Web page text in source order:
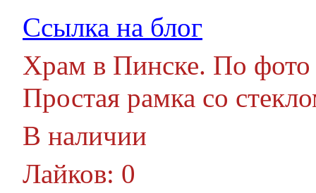
Ссылка на блог
Храм в Пинске. По фото
Простая рамка со
В наличии
Лайков: 0